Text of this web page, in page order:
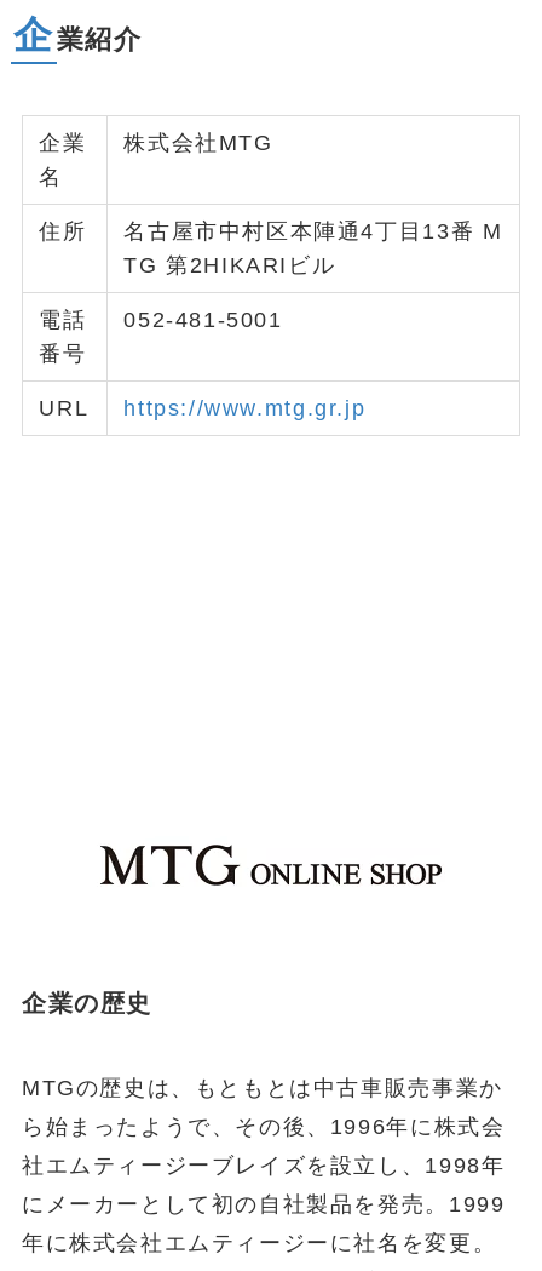
企業紹介
企業
名
株式会社MTG
住所
名古屋市中村区本陣通4丁目13番 M
TG 第2HIKARIビル
電話
番号
052-481-5001
URL https://www.mtg.gr.jp
企業の歴史
MTGの歴史は、もともとは中古車販売事業か
ら始まったようで、その後、1996年に株式会
社エムティージーブレイズを設立し、1998年
にメーカーとして初の自社製品を発売。1999
年に株式会社エムティージーに社名を変更。